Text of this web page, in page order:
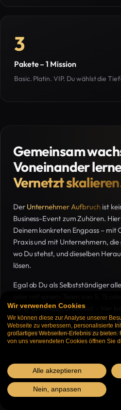
3
Pakete – 1 Mission
Basic. Platin. VIP. Du wählst die
Gemeinsam
Voneinander
Vernetzt
Der Unternehmer Aufbruch ist
Business-Event zum Zuhören.
Deinem konkreten Engpass – mit
Praxis und mit Unternehmern,
wo Du stehst, und dieselben
lösen.
Egal ob Du als Selbstständiger
Mitarbeitenden arbeitest – hier
Systeme, um Dein Unternehmen
planbarer und unabhängiger
Wir verwenden Cookies
Wir können diese zur Analyse unserer
Webseite zu verbessern, personalisierte
großartiges Webseiten-Erlebnis zu bieten.
von uns verwendeten Cookies öffnen Sie
Alle akzeptieren
Nein, anpassen